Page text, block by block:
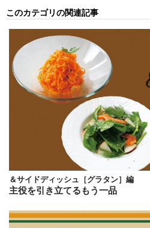
このカテゴリの関連記事
＆サイドディッシュ［グラタン］編
主役を引き立てるもう一品